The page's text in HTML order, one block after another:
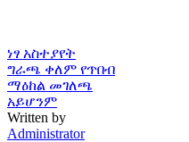
ነፃ አስተያየት
ግራጫ ቀለም የጥበብ
ማዕከል መገለጫ
አይሆንም
Written by
Administrator